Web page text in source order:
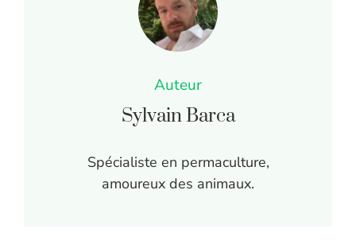
Auteur
Sylvain Barca
Spécialiste en permaculture,
amoureux des animaux.